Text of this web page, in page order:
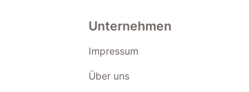
Unternehmen
Impressum
Über uns